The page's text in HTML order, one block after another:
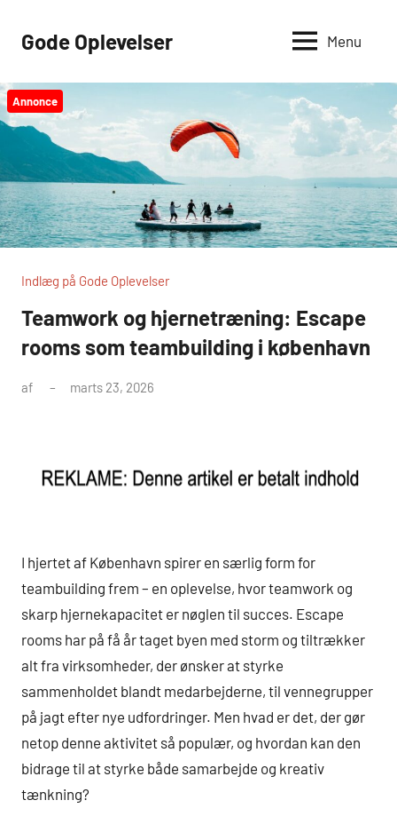
Gode Oplevelser Menu
Annonce
Indlæg på Gode Oplevelser
Teamwork og hjernetræning: Escape
rooms som teambuilding i københavn
af marts 23, 2026
I hjertet af København spirer en særlig form for
teambuilding frem – en oplevelse, hvor teamwork og
skarp hjernekapacitet er nøglen til succes. Escape
rooms har på få år taget byen med storm og tiltrækker
alt fra virksomheder, der ønsker at styrke
sammenholdet blandt medarbejderne, til vennegrupper
på jagt efter nye udfordringer. Men hvad er det, der gør
netop denne aktivitet så populær, og hvordan kan den
bidrage til at styrke både samarbejde og kreativ
tænkning?